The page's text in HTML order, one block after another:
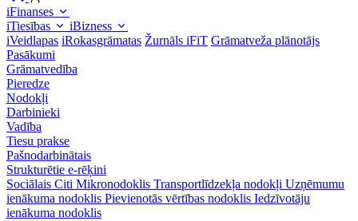
iFinanses
iTiesības
iBizness
iVeidlapas iRokasgrāmatas Žurnāls iFiT Grāmatveža plānotājs
Pasākumi
Grāmatvedība
Pieredze
Nodokļi
Darbinieki
Vadība
Tiesu prakse
Pašnodarbinātais
Strukturētie e-rēķini
Sociālais Citi Mikronodoklis Transportlīdzekļa nodokļi Uzņēmumu
ienākuma nodoklis Pievienotās vērtības nodoklis Iedzīvotāju
ienākuma nodoklis